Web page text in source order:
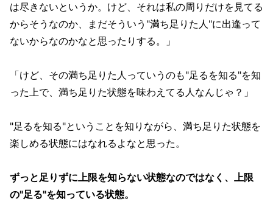
は尽きないというか。けど、それは私の周りだけを見てる
からそうなのか、まだそういう"満ち足りた人"に出逢って
ないからなのかなと思ったりする。」
「けど、その満ち足りた人っていうのも"足るを知る"を知
った上で、満ち足りた状態を味わえてる人なんじゃ？」
"足るを知る"ということを知りながら、満ち足りた状態を
楽しめる状態にはなれるよなと思った。
ずっと足りずに上限を知らない状態なのではなく、上限
の"足る"を知っている状態。